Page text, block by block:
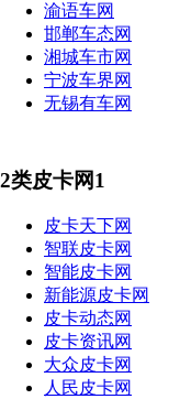
渝语车网
邯郸车态网
湘城车市网
宁波车界网
无锡有车网
2类皮卡网1
皮卡天下网
智联皮卡网
智能皮卡网
新能源皮卡网
皮卡动态网
皮卡资讯网
大众皮卡网
人民皮卡网